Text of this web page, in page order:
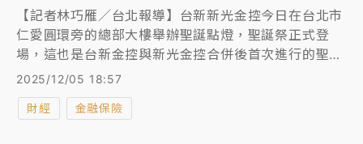
【記者林巧雁／台北報導】台新新光金控今日在台北市
仁愛圓環旁的總部大樓舉辦聖誕點燈，聖誕祭正式登
場，這也是台新金控與新光金控合併後首次進行的聖誕
點燈，以「攜手同新、歡慶新局」為活動主題，董事長
飾所點亮的新光向大家傳遞誠摯的祝福」，點亮新光這
2025/12/05 18:57
財經 金融保險